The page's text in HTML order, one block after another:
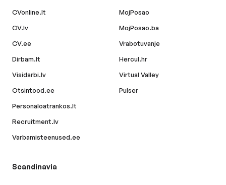
CVonline.lt
CV.lv
CV.ee
Dirbam.lt
Visidarbi.lv
Otsintood.ee
Personaloatrankos.lt
Recruitment.lv
Varbamisteenused.ee
MojPosao
MojPosao.ba
Vrabotuvanje
Hercul.hr
Virtual Valley
Pulser
Scandinavia